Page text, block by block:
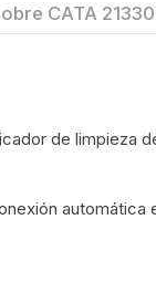
CATA
de limpieza
automática